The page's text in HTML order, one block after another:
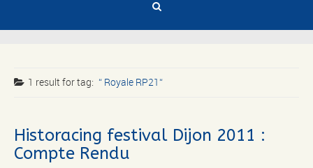
1 result fortag: Royale RP21
Historacing festival Dijon 2011 :
Compte Rendu